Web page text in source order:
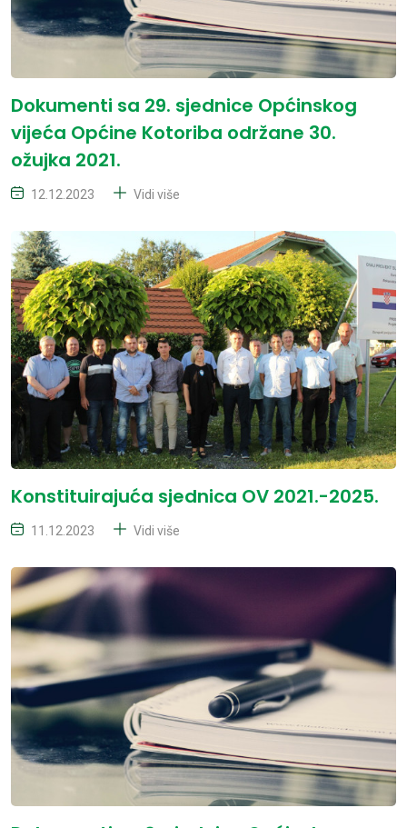
Dokumenti sa 29. sjednice Općinskog
vijeća Općine Kotoriba održane 30.
ožujka 2021.
12.12.2023 Vidi više
Konstituirajuća sjednica OV 2021.-2025.
11.12.2023 Vidi više